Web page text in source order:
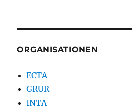
ORGANISATIONEN
ECTA
GRUR
INTA